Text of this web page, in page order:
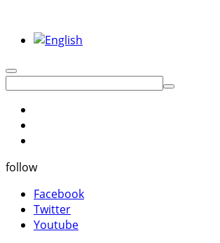
follow
Facebook
Twitter
Youtube